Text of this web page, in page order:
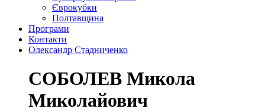
Єврокубки
Полтавщина
Програми
Контакти
Олександр Стадниченко
СОБОЛЕВ Микола
Миколайович